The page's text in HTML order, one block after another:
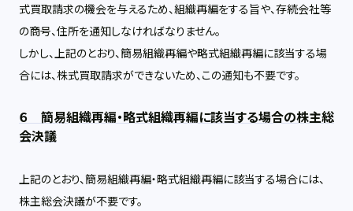
式買取請求の機会を与えるため、組織再編をする旨や、存続会社等
の商号、住所を通知しなければなりません。
しかし、上記のとおり、簡易組織再編や略式組織再編に該当する場
合には、株式買取請求ができないため、この通知も不要です。
６ 簡易組織再編・略式組織再編に該当する場合の株主総
会決議
上記のとおり、簡易組織再編・略式組織再編に該当する場合には、
株主総会決議が不要です。